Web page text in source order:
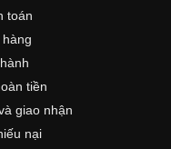
toán
tiền
giao nhận
nại